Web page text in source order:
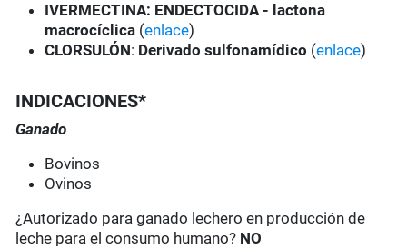
IVERMECTINA: ENDECTOCIDA - lactona
macrocíclica (enlace)
CLORSULÓN: Derivado sulfonamídico (enlace)
INDICACIONES*
Ganado
Bovinos
Ovinos
¿Autorizado para ganado lechero en producción de
leche para el consumo humano? NO